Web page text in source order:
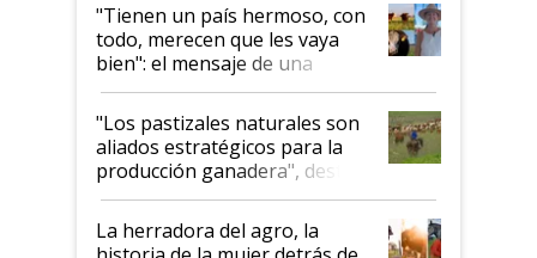
"Tienen un país hermoso, con
todo, merecen que les vaya
bien": el mensaje de una
ganadera uruguaya sobre las
oportunidades que se abren
para el agro en Argentina, con
foco en la carne
"Los pastizales naturales son
aliados estratégicos para la
producción ganadera", destaca
la iniciativa que ya reúne a 46
establecimientos en Argentina
La herradora del agro, la